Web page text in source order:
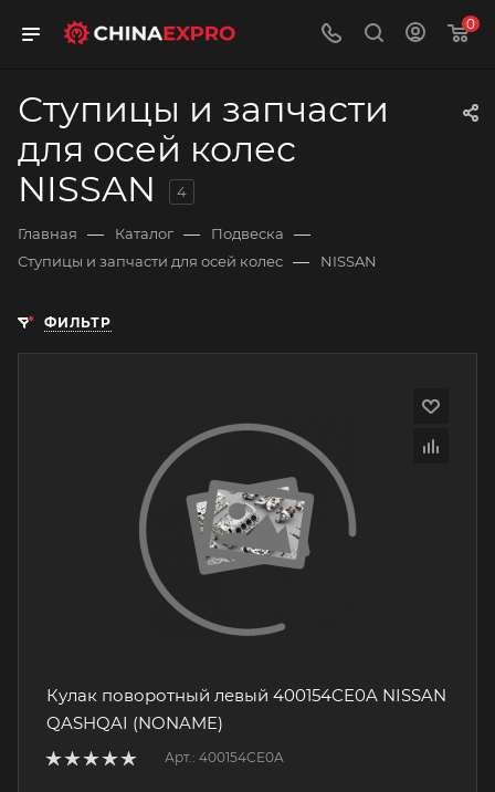
0
Ступицы и запчасти
для осей колес
NISSAN
4
Главная — Каталог — Подвеска —
Ступицы и запчасти для осей колес — NISSAN
ФИЛЬТР
Кулак поворотный левый 400154CE0A NISSAN
QASHQAI (NONAME)
Арт.: 400154CE0A